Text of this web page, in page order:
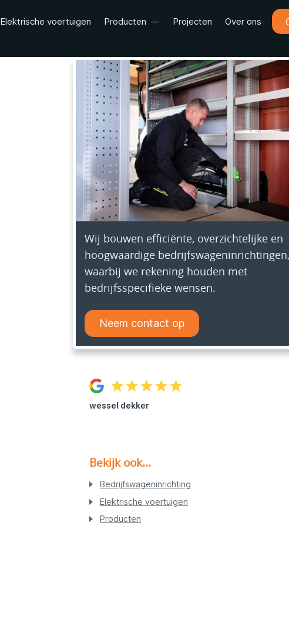
Elektrische voertuigen Producten Projecten Over ons
Wij bouwen efficiënte, overzichtelijke en
hoogwaardige bedrijfswageninrichtingen,
waarbij we rekening houden met
bedrijfsspecifieke wensen.
Neem contact op
wessel dekker
Bekijk ook...
Bedrijfswageninrichting
Elektrische voertuigen
Producten